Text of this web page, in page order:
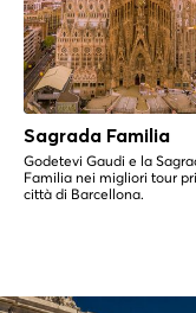
Sagrada Familia
Godetevi Gaudi e la
Familia nei migliori tour
città di Barcellona.